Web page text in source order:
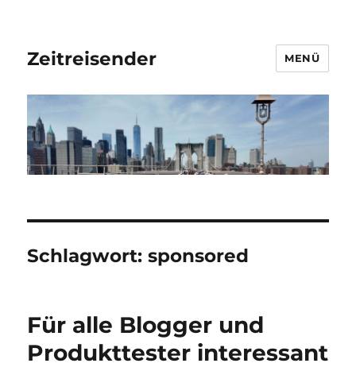
Zeitreisender MENÜ
Schlagwort:sponsored
Für alle Blogger und
Produkttester interessant